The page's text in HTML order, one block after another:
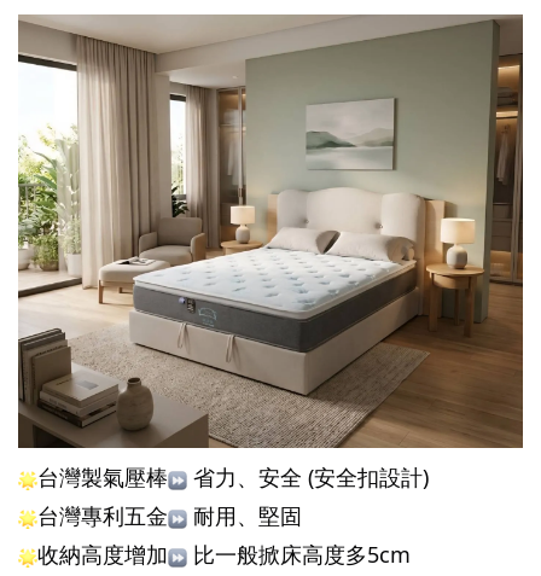
台灣製氣壓棒
省力、安全 (安全扣設計)
台灣專利五金
耐用、堅固
收納高度增加
比一般掀床高度多5cm